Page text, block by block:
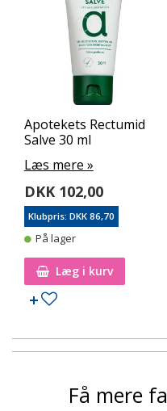
Apotekets Rectumid
Salve 30 ml
Læs mere »
DKK 102,00
Klubpris: DKK 86,70
På lager
Læg i kurv
Tilføj til ønskeseddel
Få mere